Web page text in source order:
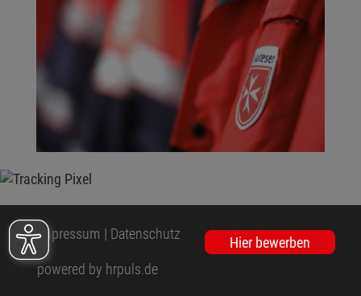
Hier bewerben
Impressum | Datenschutz
powered by hrpuls.de